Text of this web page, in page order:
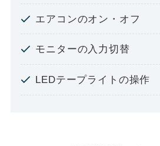
エアコンのオン・オフ
モニターの入力切替
LEDテープライトの操作